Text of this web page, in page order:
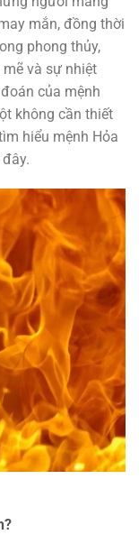
mắn, đồng thời
phong thủy,
và sự nhiệt
của mệnh
không cần thiết
hiểu mệnh Hỏa